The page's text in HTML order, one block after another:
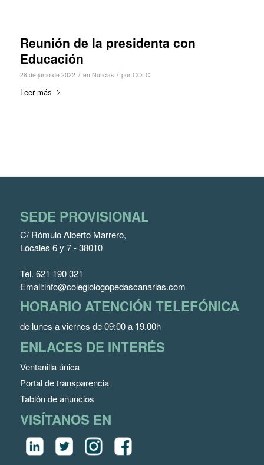
Reunión de la presidenta con
Educación
28 de junio de 2022 / en Noticias / por COLC
Leer más
SEDE PROVISIONAL
C/ Rómulo Alberto Marrero,
Locales 6 y 7 - 38010
Tel. 621 190 321
Email:info@colegiologopedascanarias.com
HORARIO ATENCIÓN TELEFÓNICA
de lunes a viernes de 09:00 a 19.00h
ENLACES DE INTERÉS
Ventanilla única
Portal de transparencia
Tablón de anuncios
VISÍTANOS EN